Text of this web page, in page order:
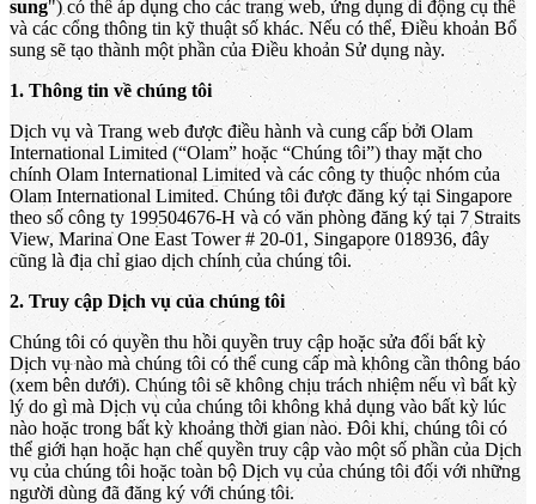
sung") có thể áp dụng cho các trang web, ứng dụng di động cụ thể
và các cổng thông tin kỹ thuật số khác. Nếu có thể, Điều khoản Bổ
sung sẽ tạo thành một phần của Điều khoản Sử dụng này.
1. Thông tin về chúng tôi
Dịch vụ và Trang web được điều hành và cung cấp bởi Olam
International Limited (“Olam” hoặc “Chúng tôi”) thay mặt cho
chính Olam International Limited và các công ty thuộc nhóm của
Olam International Limited. Chúng tôi được đăng ký tại Singapore
theo số công ty 199504676-H và có văn phòng đăng ký tại 7 Straits
View, Marina One East Tower # 20-01, Singapore 018936, đây
cũng là địa chỉ giao dịch chính của chúng tôi.
2. Truy cập Dịch vụ của chúng tôi
Chúng tôi có quyền thu hồi quyền truy cập hoặc sửa đổi bất kỳ
Dịch vụ nào mà chúng tôi có thể cung cấp mà không cần thông báo
(xem bên dưới). Chúng tôi sẽ không chịu trách nhiệm nếu vì bất kỳ
lý do gì mà Dịch vụ của chúng tôi không khả dụng vào bất kỳ lúc
nào hoặc trong bất kỳ khoảng thời gian nào. Đôi khi, chúng tôi có
thể giới hạn hoặc hạn chế quyền truy cập vào một số phần của Dịch
vụ của chúng tôi hoặc toàn bộ Dịch vụ của chúng tôi đối với những
người dùng đã đăng ký với chúng tôi.